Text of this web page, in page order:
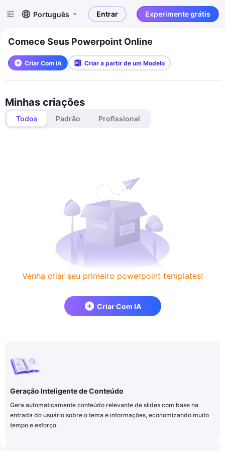
Português Entrar Experimente grátis
Comece Seus Powerpoint Online
Criar Com IA Criar a partir de um Modelo
Minhas criações
Todos Padrão Profissional
Venha criar seu primeiro powerpoint templates!
Criar Com IA
Geração Inteligente de Conteúdo
Gera automaticamente conteúdo relevante de slides com base na
entrada do usuário sobre o tema e informações, economizando muito
tempo e esforço.